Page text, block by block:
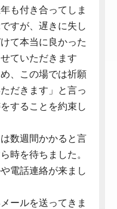
も付き合ってしま
すが、遅きに失し
て本当に良かった
ていただきます
、この場では祈願
だきます」と言っ
することを約束し
数週間かかると言
時を待ちました。
電話連絡が来まし
ールを送ってきま